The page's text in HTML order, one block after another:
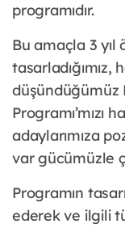
programıdır.
Bu amaçla 3
tasarladığımız,
düşündüğümüz
adaylarımıza
var gücümüzle
Programın
ederek ve ilgili